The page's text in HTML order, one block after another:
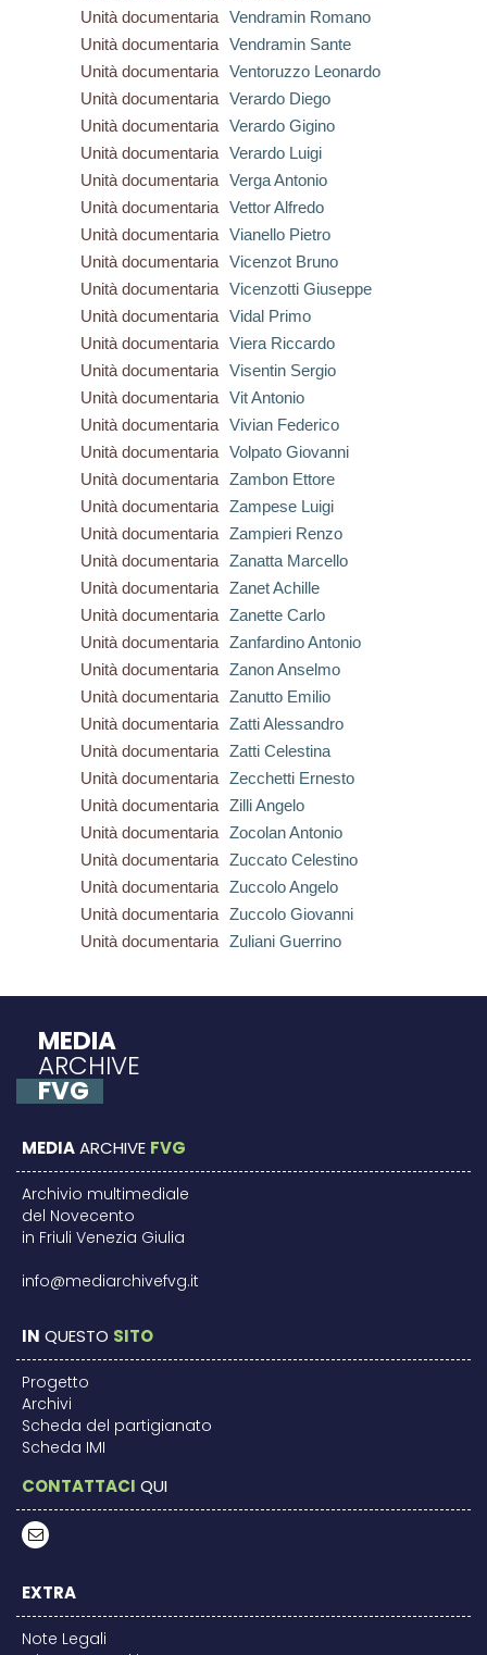
Unità documentaria
Vendramin Romano
Unità documentaria
Vendramin Sante
Unità documentaria
Ventoruzzo Leonardo
Unità documentaria
Verardo Diego
Unità documentaria
Verardo Gigino
Unità documentaria
Verardo Luigi
Unità documentaria
Verga Antonio
Unità documentaria
Vettor Alfredo
Unità documentaria
Vianello Pietro
Unità documentaria
Vicenzot Bruno
Unità documentaria
Vicenzotti Giuseppe
Unità documentaria
Vidal Primo
Unità documentaria
Viera Riccardo
Unità documentaria
Visentin Sergio
Unità documentaria
Vit Antonio
Unità documentaria
Vivian Federico
Unità documentaria
Volpato Giovanni
Unità documentaria
Zambon Ettore
Unità documentaria
Zampese Luigi
Unità documentaria
Zampieri Renzo
Unità documentaria
Zanatta Marcello
Unità documentaria
Zanet Achille
Unità documentaria
Zanette Carlo
Unità documentaria
Zanfardino Antonio
Unità documentaria
Zanon Anselmo
Unità documentaria
Zanutto Emilio
Unità documentaria
Zatti Alessandro
Unità documentaria
Zatti Celestina
Unità documentaria
Zecchetti Ernesto
Unità documentaria
Zilli Angelo
Unità documentaria
Zocolan Antonio
Unità documentaria
Zuccato Celestino
Unità documentaria
Zuccolo Angelo
Unità documentaria
Zuccolo Giovanni
Unità documentaria
Zuliani Guerrino
MEDIA
ARCHIVE
FVG
MEDIAARCHIVE FVG
Archivio multimediale
del Novecento
in Friuli Venezia Giulia
info@mediarchivefvg.it
IN QUESTO SITO
Progetto
Archivi
Scheda del partigianato
Scheda IMI
CONTATTACI QUI
EXTRA
Note Legali